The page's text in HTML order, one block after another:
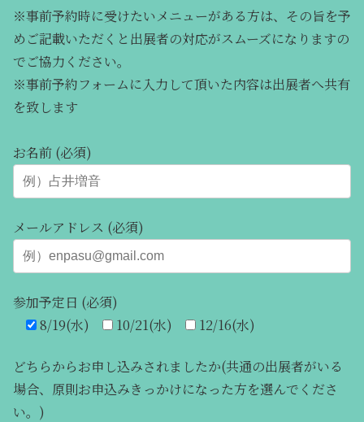
※事前予約時に受けたいメニューがある方は、その旨を予
めご記載いただくと出展者の対応がスムーズになりますの
でご協力ください。
※事前予約フォームに入力して頂いた内容は出展者へ共有
を致します
お名前 (必須)
メールアドレス (必須)
参加予定日 (必須)
8/19(水)
10/21(水) 12/16(水)
どちらからお申し込みされましたか(共通の出展者がいる
場合、原則お申込みきっかけになった方を選んでくださ
い。)